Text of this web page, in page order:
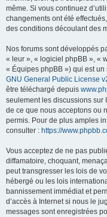
même. Si vous continuez
changements ont été
des conditions découlant des
Nos forums sont développés
« leur », « logiciel phpBB », «
« Équipes phpBB ») qui est
GNU General Public License
être téléchargé depuis
seulement les discussions sur
de ce que nous acceptons ou
permis. Pour de plus amples
consulter : https://
Vous acceptez de ne pas
diffamatoire, choquant,
peut transgresser les lois de
hébergé ou les lois
bannissement immédiat et
d’accès à Internet si nous le
messages sont enregistrées